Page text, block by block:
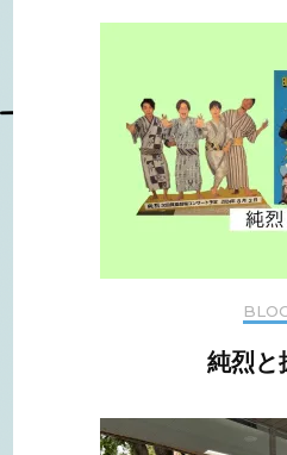
純烈と